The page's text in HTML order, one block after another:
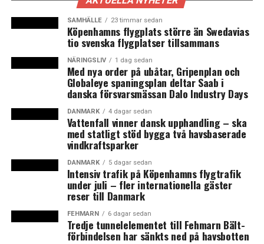
Byggherren Fehmarn A/S bedömer också att EU kan
betala mer av bygget än Danmark tidigare räknat med.
Enligt Claus F. Baunkjær, chef för Fehmarn A/S, kommer
man snarare att söka stöd för närmare 20 procent av
kostnaderna, än de 10 procent som tidigare var målet.
Tunnelbygget beräknas starta nästa år. Senast i februari
ska Danmark ansöka om EU-stöd. (News Øresund)
Läs mer:Tysk-dansk optimism om Fehmarntunneln
Flygbolag: Bromma är en nationell angelägenhet
Rederier överklagar EU:s beslut om stöd till bron
SAMHÄLLE 23 timmar sedan
Köpenhamns flygplats större än Swedavias
tio svenska flygplatser tillsammans
NÄRINGSLIV 1 dag sedan
Med nya order på ubåtar, Gripenplan och
Globaleye spaningsplan deltar Saab i
danska försvarsmässan Dalo Industry Days
DANMARK 4 dagar sedan
Vattenfall vinner dansk upphandling – ska
med statligt stöd bygga två havsbaserade
vindkraftsparker
DANMARK 5 dagar sedan
Intensiv trafik på Köpenhamns flygtrafik
under juli – fler internationella gäster
reser till Danmark
FEHMARN 6 dagar sedan
Tredje tunnelelementet till Fehmarn Bält-
förbindelsen har sänkts ned på havsbotten